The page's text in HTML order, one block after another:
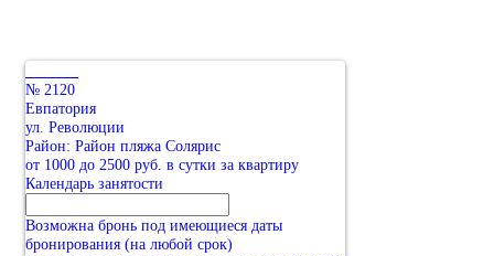
№ 2120
Евпатория
ул. Революции
Район: Район пляжа Солярис
от 1000 до 2500 руб. в сутки за квартиру
Календарь занятости
Возможна бронь под имеющиеся даты
бронирования (на любой срок)